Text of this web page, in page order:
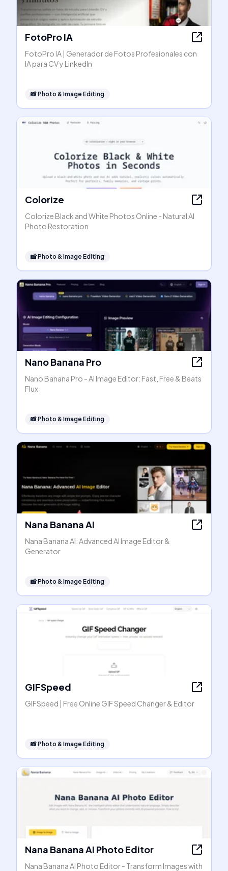
FotoPro IA
FotoPro IA | Generador de Fotos Profesionales con
IA para CV y LinkedIn
📸Photo & Image Editing
Colorize
Colorize Black and White Photos Online - Natural AI
Photo Restoration
📸Photo & Image Editing
Nano Banana Pro
Nano Banana Pro - AI Image Editor: Fast, Free & Beats
Flux
📸Photo & Image Editing
Nana Banana AI
Nana Banana AI: Advanced AI Image Editor &
Generator
📸Photo & Image Editing
GIFSpeed
GIFSpeed | Free Online GIF Speed Changer & Editor
📸Photo & Image Editing
Nana Banana AI Photo Editor
Nana Banana AI Photo Editor - Transform Images with